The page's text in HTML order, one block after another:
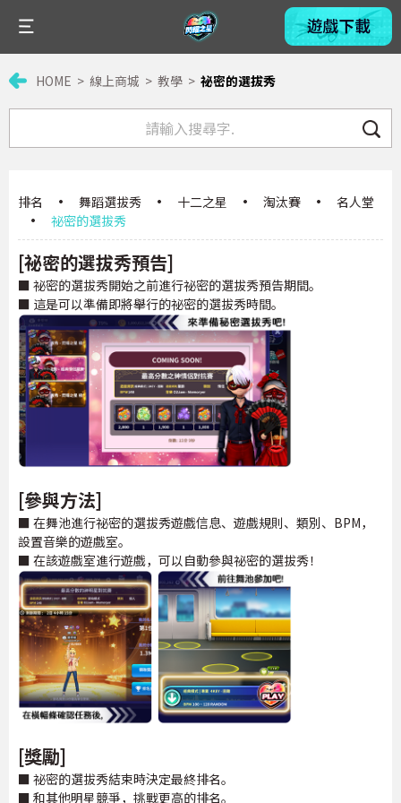
HOME 線上商城 教學 祕密的選拔秀
排名 · 舞蹈選拔秀 · 十二之星 · 淘汰賽 ·
名人堂
·
祕密的選拔秀
[祕密的選拔秀預告]
■ 祕密的選拔秀開始之前進行祕密的選拔秀預告期間。
■ 這是可以準備即將舉行的祕密的選拔秀時間。
[參與方法]
■ 在舞池進行祕密的選拔秀遊戲信息、遊戲規則、類別、BPM，
設置音樂的遊戲室。
■ 在該遊戲室進行遊戲，可以自動參與祕密的選拔秀！
[獎勵]
■ 祕密的選拔秀結束時決定最終排名。
■ 和其他明星競爭，挑戰更高的排名。